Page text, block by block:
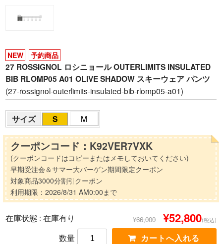
NEW 予約商品
27 ROSSIGNOL ロシニョール OUTERLIMITS INSULATED
BIB RLOMP05 A01 OLIVE SHADOW スキーウェア パンツ
(27-rossignol-outerlimits-insulated-bib-rlomp05-a01)
サイズ S M
クーポンコード：K92VER7VXK
(クーポンコードはコピーまたはメモしておいてください)
早期受注会＆サマー大バーゲン期間限定クーポン
対象商品3000分割引クーポン
利用期限：2026/8/31 AM0:00まで
在庫状態 :在庫有り ¥66,000 ¥52,800(税込)
数量